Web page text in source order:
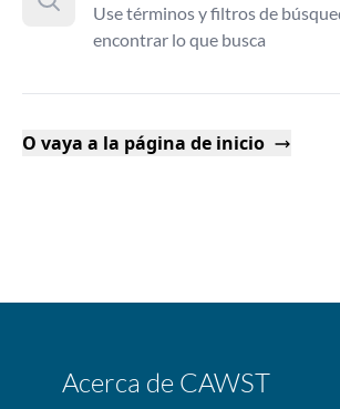
Use términos y filtros de
encontrar lo que busca
O vaya a la página de inicio
Acerca de CAWST